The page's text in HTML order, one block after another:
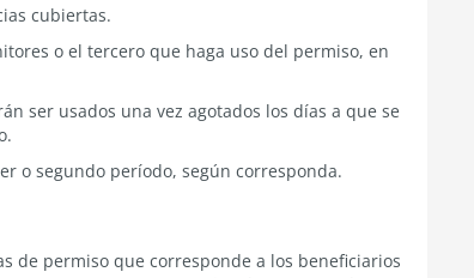
cubiertas.
o el tercero que haga uso del permiso, en
ser usados una vez agotados los días a que se
o segundo período, según corresponda.
de permiso que corresponde a los beneficiarios